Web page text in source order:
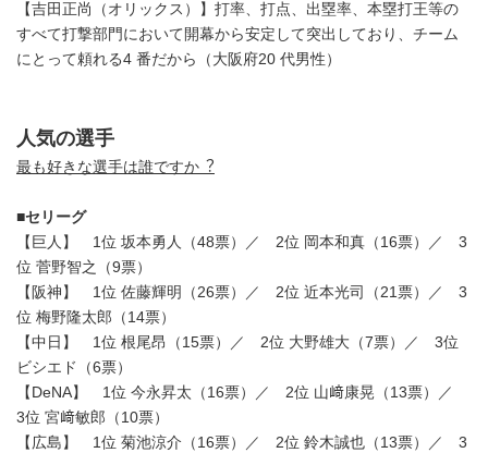
【吉田正尚（オリックス）】打率、打点、出塁率、本塁打王等の
すべて打撃部門において開幕から安定して突出しており、チーム
にとって頼れる4 番だから（大阪府20 代男性）
人気の選手
最も好きな選手は誰ですか︖
■セリーグ
【巨人】 1位 坂本勇人（48票）／ 2位 岡本和真（16票）／ 3
位 菅野智之（9票）
【阪神】 1位 佐藤輝明（26票）／ 2位 近本光司（21票）／ 3
位 梅野隆太郎（14票）
【中日】 1位 根尾昂（15票）／ 2位 大野雄大（7票）／ 3位
ビシエド（6票）
【DeNA】 1位 今永昇太（16票）／ 2位 山﨑康晃（13票）／
3位 宮﨑敏郎（10票）
【広島】 1位 菊池涼介（16票）／ 2位 鈴木誠也（13票）／ 3